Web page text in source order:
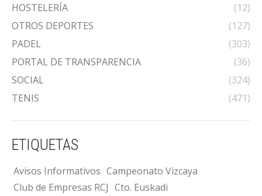
HOSTELERÍA
(12)
OTROS DEPORTES
(127)
PADEL
(303)
PORTAL DE TRANSPARENCIA
(36)
SOCIAL
(324)
TENIS
(471)
ETIQUETAS
Avisos Informativos Campeonato Vizcaya
Club de Empresas RCJ Cto. Euskadi